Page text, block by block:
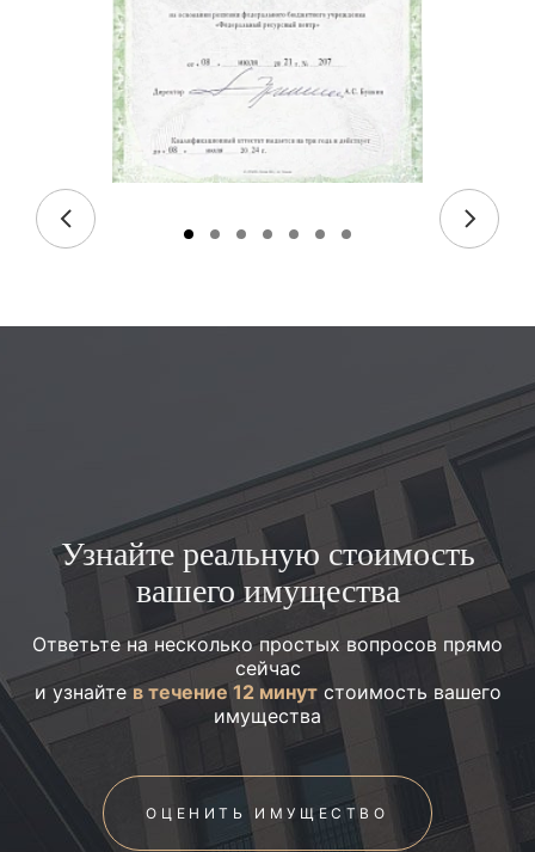
Узнайте реальную стоимость
вашего имущества
Ответьте на несколько простых вопросов прямо
сейчас
и узнайтев течение 12 минутстоимость вашего
имущества
ОЦЕНИТЬ ИМУЩЕСТВО